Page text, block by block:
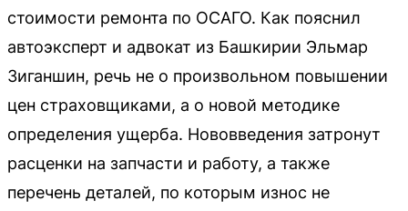
стоимости ремонта по ОСАГО. Как пояснил
автоэксперт и адвокат из Башкирии Эльмар
Зиганшин, речь не о произвольном повышении
цен страховщиками, а о новой методике
определения ущерба. Нововведения затронут
расценки на запчасти и работу, а также
перечень деталей, по которым износ не